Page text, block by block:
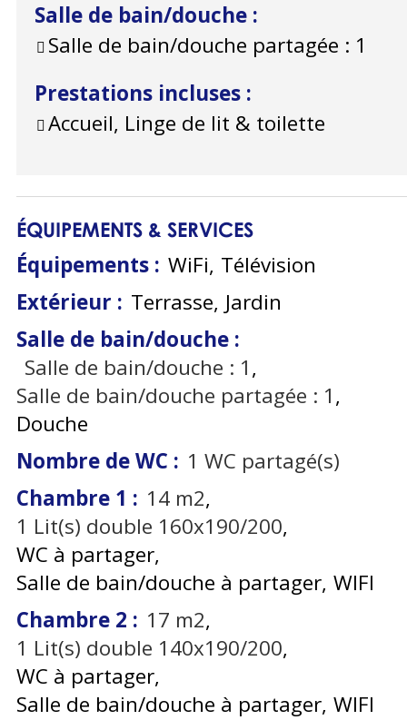
Salle de bain/douche :
Salle de bain/douche partagée : 1
Prestations incluses :
Accueil, Linge de lit & toilette
ÉQUIPEMENTS & SERVICES
Équipements : WiFi Télévision
Extérieur : Terrasse Jardin
Salle de bain/douche :
Salle de bain/douche : 1
Salle de bain/douche partagée : 1
Douche
Nombre de WC : 1 WC partagé(s)
Chambre 1 : 14 m2
1 Lit(s) double 160x190/200
WC à partager
Salle de bain/douche à partager WIFI
Chambre 2 : 17 m2
1 Lit(s) double 140x190/200
WC à partager
Salle de bain/douche à partager WIFI